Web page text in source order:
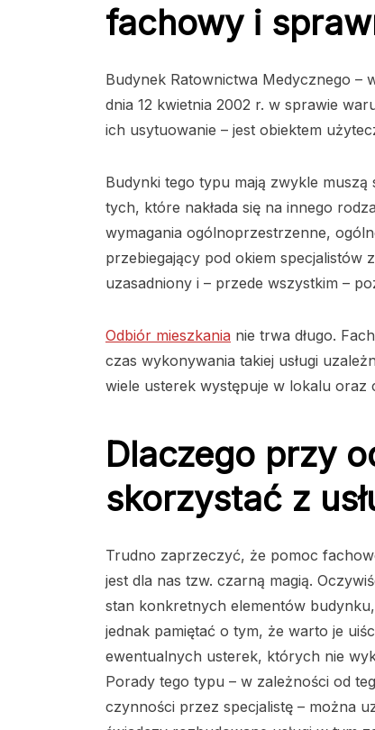
fachowy i
Budynek Ratownictwa Medycznego –
dnia 12 kwietnia 2002 r. w sprawie
ich usytuowanie – jest obiektem
Budynki tego typu mają zwykle
tych, które nakłada się na innego
wymagania ogólnoprzestrzenne,
przebiegający pod okiem specjalistów
uzasadniony i – przede wszystkim –
Odbiór mieszkania nie trwa długo.
czas wykonywania takiej usługi
wiele usterek występuje w lokalu
Dlaczego przy
skorzystać z
Trudno zaprzeczyć, że pomoc
jest dla nas tzw. czarną magią.
stan konkretnych elementów
jednak pamiętać o tym, że warto je
ewentualnych usterek, których nie
Porady tego typu – w zależności od
czynności przez specjalistę – można